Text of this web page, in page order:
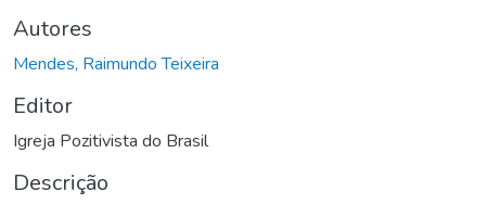
Autores
Mendes, Raimundo Teixeira
Editor
Igreja Pozitivista do Brasil
Descrição